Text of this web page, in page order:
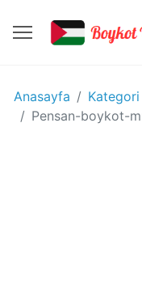
YIYECEK
IÇECEK
Anasayfa Kategori
Pensan-boykot-